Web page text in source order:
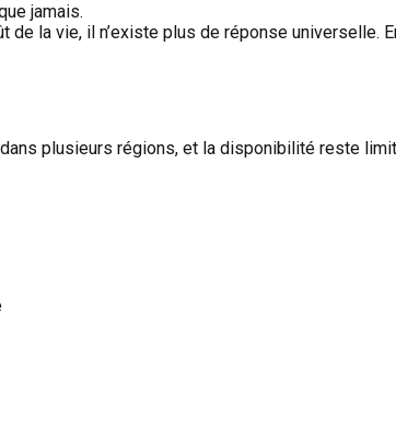
jamais.
la vie, il n’existe plus de réponse universelle.
plusieurs régions, et la disponibilité reste